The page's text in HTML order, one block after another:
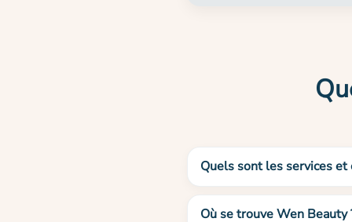
Quels sont les services
Où se trouve Wen Beauty